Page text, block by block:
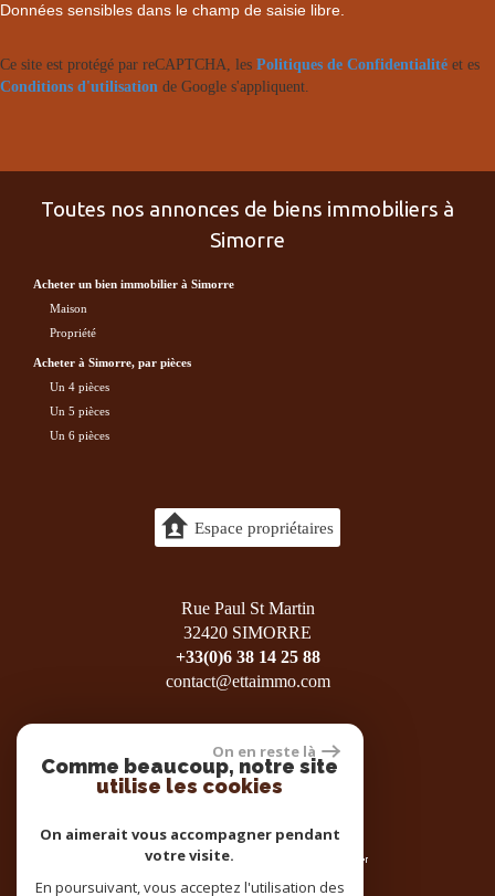
Données sensibles dans le champ de saisie libre.
Ce site est protégé par reCAPTCHA, les Politiques de Confidentialité et es
Conditions d'utilisation de Google s'appliquent.
Toutes nos annonces de biens immobiliers à
Simorre
acheter un bien immobilier à Simorre
maison
propriété
acheter à Simorre, par pièces
Un 4 pièces
Un 5 pièces
Un 6 pièces
Espace propriétaires
Rue Paul St Martin
32420 SIMORRE
+33(0)6 38 14 25 88
contact@ettaimmo.com
On en reste là
Comme beaucoup, notre site
utilise les cookies
On aimerait vous accompagner pendant
votre visite.
En poursuivant, vous acceptez l'utilisation des